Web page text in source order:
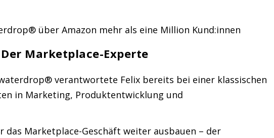
über Amazon mehr als eine Million Kund:innen
Der Marketplace-Experte
verantwortete Felix bereits bei einer klassischen
in Marketing, Produktentwicklung und
Marketplace-Geschäft weiter ausbauen – der